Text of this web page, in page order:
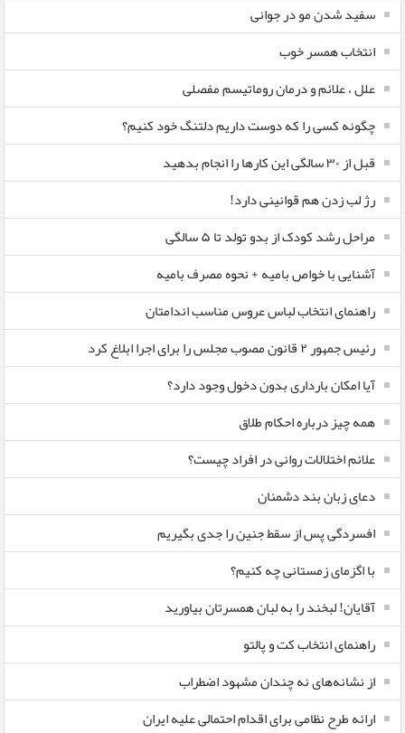
سفید شدن مو در جوانی
انتخاب همسر خوب
علل ، علائم و درمان روماتیسم مفصلی
چگونه کسی را که دوست داریم دلتنگ خود کنیم؟
قبل از ۳۰ سالگی این کارها را انجام بدهید
رژ لب زدن هم قوانینی دارد!
مراحل رشد کودک از بدو تولد تا ۵ سالگی
آشنایی با خواص بامیه + نحوه مصرف بامیه
راهنمای انتخاب لباس عروس مناسب اندامتان
رئیس جمهور ۲ قانون مصوب مجلس را برای اجرا ابلاغ کرد
آیا امکان بارداری بدون دخول وجود دارد؟
همه چیز درباره احکام طلاق
علائم اختلالات روانی در افراد چیست؟
دعای زبان بند دشمنان
افسردگی پس از سقط جنین را جدی بگیریم
با اگزمای زمستانی چه کنیم؟
آقایان! لبخند را به لبان همسرتان بیاورید
راهنمای انتخاب کت و پالتو
از نشانه‌های نه چندان مشهود اضطراب
ارائه طرح نظامی برای اقدام احتمالی علیه ایران